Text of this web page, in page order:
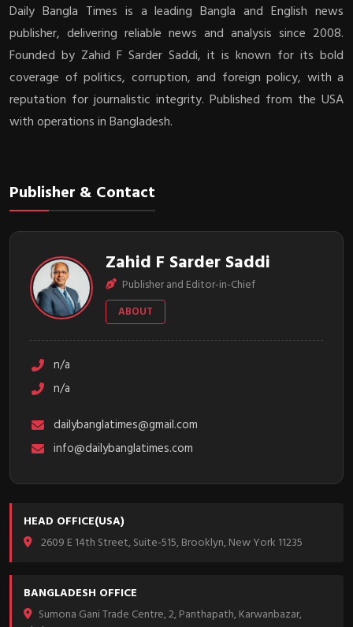
Daily Bangla Times is a leading Bangla and English news
publisher, delivering reliable news and analysis since 2008.
Founded by Zahid F Sarder Saddi, it is known for its bold
coverage of politics, corruption, and foreign policy, with a
reputation for journalistic integrity. Published from the USA
with operations in Bangladesh.
Publisher & Contact
Zahid F Sarder Saddi
Publisher and Editor-in-Chief
ABOUT
n/a
n/a
dailybanglatimes@gmail.com
info@dailybanglatimes.com
HEAD OFFICE(USA)
2609 E 14th Street, Suite-515, Brooklyn, New York 11235
BANGLADESH OFFICE
Sumona Gani Trade Centre, 2, Panthapath, Karwanbazar,